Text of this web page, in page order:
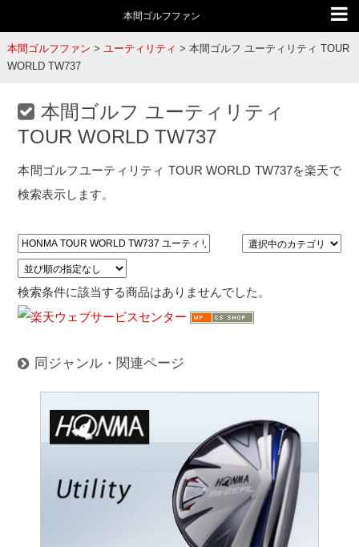
本間ゴルフファン
本間ゴルフファン > ユーティリティ > 本間ゴルフ ユーティリティ TOUR
WORLD TW737
本間ゴルフ ユーティリティ
TOUR WORLD TW737
本間ゴルフユーティリティ TOUR WORLD TW737を楽天で
検索表示します。
検索条件に該当する商品はありませんでした。
同ジャンル・関連ページ